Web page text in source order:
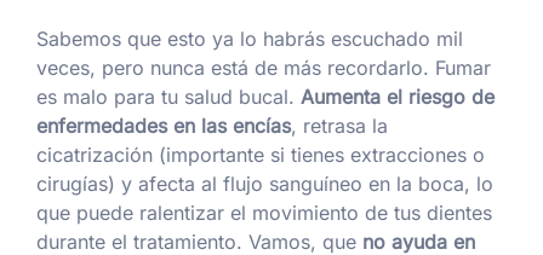
Sabemos que esto ya lo habrás escuchado mil
veces, pero nunca está de más recordarlo. Fumar
es malo para tu salud bucal. Aumenta el riesgo de
enfermedades en las encías, retrasa la
cicatrización (importante si tienes extracciones o
cirugías) y afecta al flujo sanguíneo en la boca, lo
que puede ralentizar el movimiento de tus dientes
durante el tratamiento. Vamos, que no ayuda en